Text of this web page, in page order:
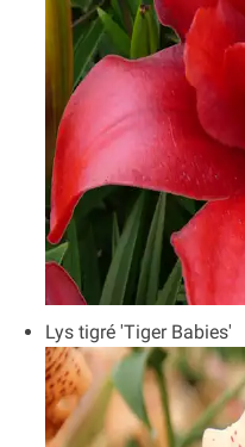
Lys tigré 'Tiger Babies'